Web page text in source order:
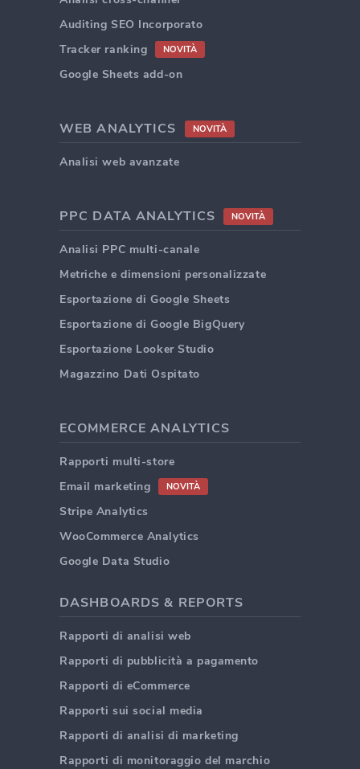
Auditing SEO Incorporato
Tracker ranking
NOVITÀ
Google Sheets add-on
WEB ANALYTICS NOVITÀ
Analisi web avanzate
PPC DATA ANALYTICS NOVITÀ
Analisi PPC multi-canale
Metriche e dimensioni personalizzate
Esportazione di Google Sheets
Esportazione di Google BigQuery
Esportazione Looker Studio
Magazzino Dati Ospitato
ECOMMERCE ANALYTICS
Rapporti multi-store
Email marketing
NOVITÀ
Stripe Analytics
WooCommerce Analytics
Google Data Studio
DASHBOARDS & REPORTS
Rapporti di analisi web
Rapporti di pubblicità a pagamento
Rapporti di eCommerce
Rapporti sui social media
Rapporti di analisi di marketing
Rapporti di monitoraggio del marchio